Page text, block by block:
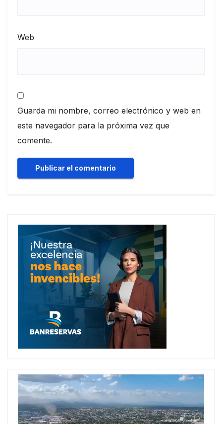
Web
Guarda mi nombre, correo electrónico y web en
este navegador para la próxima vez que
comente.